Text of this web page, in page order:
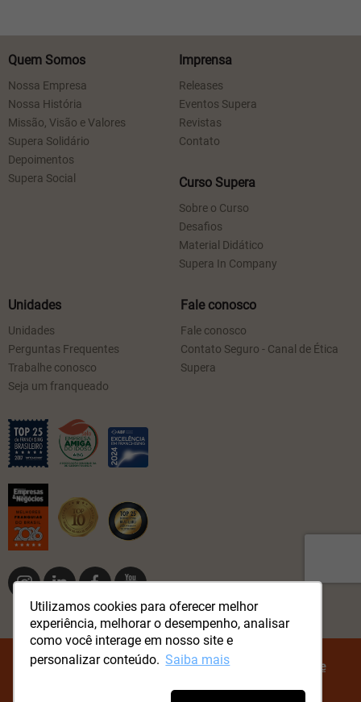
Utilizamos cookies para oferecer melhor
experiência, melhorar o desempenho, analisar
como você interage em nosso site e
personalizar conteúdo. Saiba mais
Quem Somos
Nossa Empresa
Nossa História
Missão, Visão e Valores
Supera Solidário
Depoimentos
Supera Social
Imprensa
Releases
Eventos Supera
Revistas
Contato
Curso Supera
Sobre o Curso
Desafios
Material Didático
Supera In Company
Unidades
Unidades
Perguntas Frequentes
Trabalhe conosco
Seja um franqueado
Fale conosco
Fale conosco
Contato Seguro - Canal de Ética
Supera
© Método Supera Todos os direitos reservados.
Política de